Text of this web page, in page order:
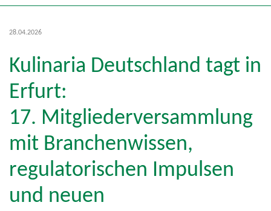
28.04.2026
Kulinaria Deutschland tagt in
Erfurt:
17. Mitgliederversammlung
mit Branchenwissen,
regulatorischen Impulsen
und neuen